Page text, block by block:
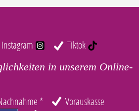
Instagram Tiktok
in unserem Online-
*
Vorauskasse